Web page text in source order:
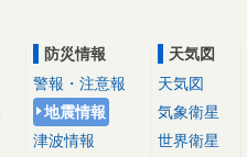
防災情報
警報・注意報
地震情報
津波情報
天気図
天気図
気象衛星
世界衛星